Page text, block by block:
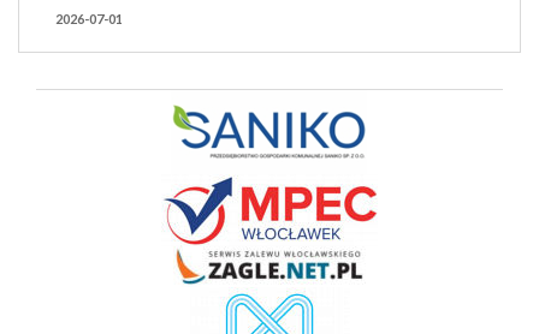
2026-07-01